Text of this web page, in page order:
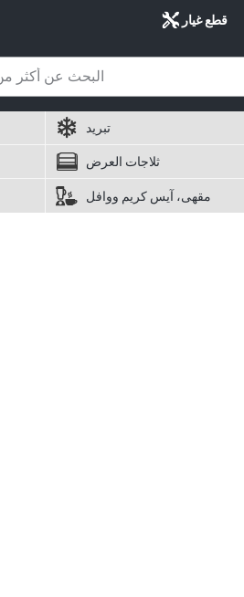
قطع غيار
تبريد
ثلاجات العرض
مقهى، آيس كريم ووافل